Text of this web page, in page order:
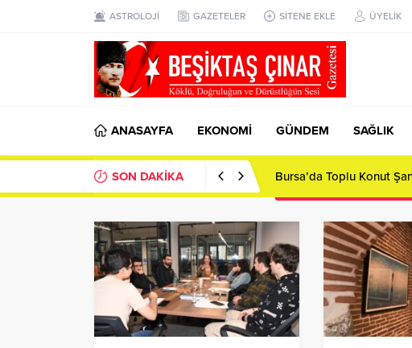
ASTROLOJİ GAZETELER SİTENE EKLE ÜYELİK
ANASAYFA EKONOMİ GÜNDEM SAĞLIK
SON DAKİKA Bursa’da Toplu Konut